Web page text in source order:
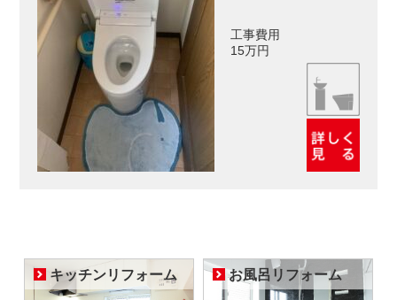
工事費用
15万円
キッチンリフォーム お風呂リフォーム